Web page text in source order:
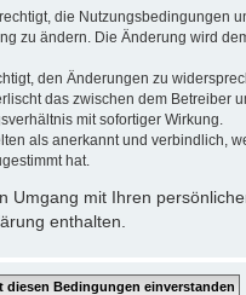
die Nutzungsbedingungen
zu ändern. Die Änderung wird
den Änderungen zu
das zwischen dem Betreiber
mit sofortiger Wirkung.
als anerkannt und verbindlich,
hat.
Umgang mit Ihren
enthalten.